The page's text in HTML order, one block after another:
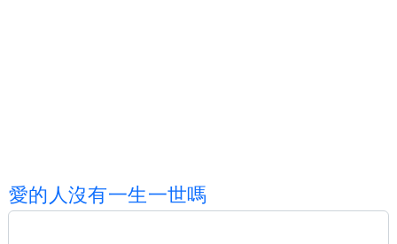
愛的 人沒有一生一世嗎